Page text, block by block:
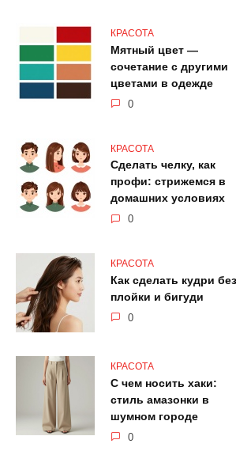
КРАСОТА
Мятный цвет —
сочетание с другими
цветами в одежде
0
КРАСОТА
Сделать челку, как
профи: стрижемся в
домашних условиях
0
КРАСОТА
Как сделать кудри без
плойки и бигуди
0
КРАСОТА
С чем носить хаки:
стиль амазонки в
шумном городе
0